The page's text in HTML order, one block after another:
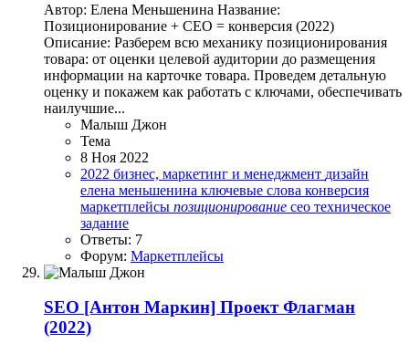
Автор: Елена Меньшенина Название:
Позиционирование + СЕО = конверсия (2022)
Описание: Разберем всю механику позиционирования
товара: от оценки целевой аудитории до размещения
информации на карточке товара. Проведем детальную
оценку и покажем как работать с ключами, обеспечивать
наилучшие...
Малыш Джон
Тема
8 Ноя 2022
2022 бизнес, маркетинг и менеджмент дизайн
елена меньшенина ключевые слова конверсия
маркетплейсы позиционирование сео техническое
задание
Ответы: 7
Форум: Маркетплейсы
SEO [Антон Маркин] Проект Флагман
(2022)